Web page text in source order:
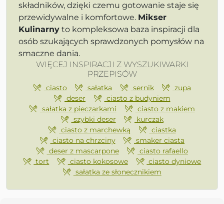
składników, dzięki czemu gotowanie staje się
przewidywalne i komfortowe. Mikser
Kulinarny to kompleksowa baza inspiracji dla
osób szukających sprawdzonych pomysłów na
smaczne dania.
WIĘCEJ INSPIRACJI Z WYSZUKIWARKI
PRZEPISÓW
ciasto sałatka sernik
zupa
deser
ciasto z budyniem
sałatka z pieczarkami
ciasto z makiem
szybki deser
kurczak
ciasto z marchewką
ciastka
ciasto na chrzciny
smaker ciasta
deser z mascarpone
ciasto rafaello
tort
ciasto kokosowe
ciasto dyniowe
sałatka ze słonecznikiem